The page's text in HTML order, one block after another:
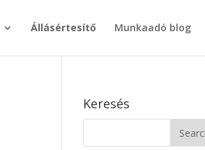
Állásértesítő Munkaadó blog
Keresés